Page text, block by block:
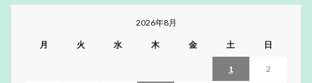
2026年8月
月 火 水 木 金 土 日
1 2